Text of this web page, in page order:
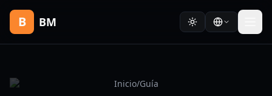
B BM
Inicio/Guía